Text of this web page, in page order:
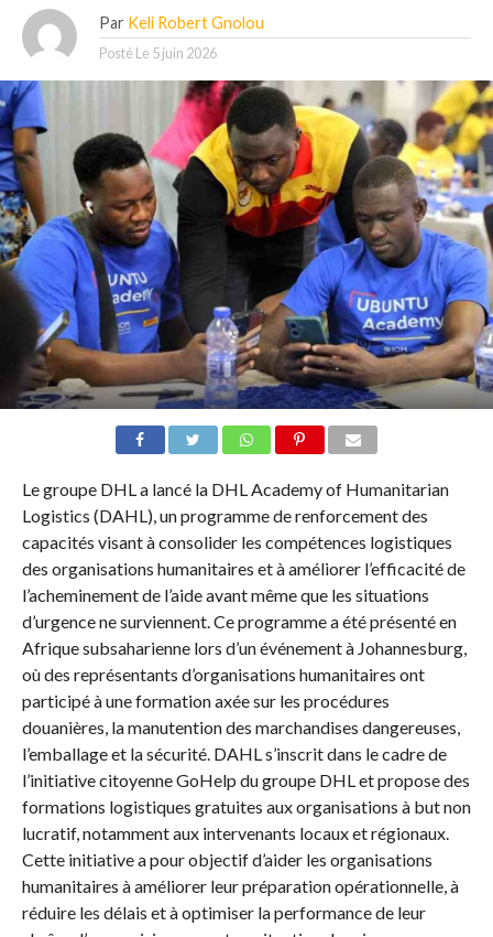
Par Keli Robert Gnolou
Posté Le 5 juin 2026
Le groupe DHL a lancé la DHL Academy of Humanitarian
Logistics (DAHL), un programme de renforcement des
capacités visant à consolider les compétences logistiques
des organisations humanitaires et à améliorer l’efficacité de
l’acheminement de l’aide avant même que les situations
d’urgence ne surviennent. Ce programme a été présenté en
Afrique subsaharienne lors d’un événement à Johannesburg,
où des représentants d’organisations humanitaires ont
participé à une formation axée sur les procédures
douanières, la manutention des marchandises dangereuses,
l’emballage et la sécurité. DAHL s’inscrit dans le cadre de
l’initiative citoyenne GoHelp du groupe DHL et propose des
formations logistiques gratuites aux organisations à but non
lucratif, notamment aux intervenants locaux et régionaux.
Cette initiative a pour objectif d’aider les organisations
humanitaires à améliorer leur préparation opérationnelle, à
réduire les délais et à optimiser la performance de leur